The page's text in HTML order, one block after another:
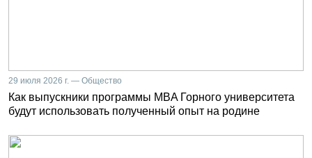
29 июля 2026 г. — Общество
Как выпускники программы MBA Горного университета
будут использовать полученный опыт на родине